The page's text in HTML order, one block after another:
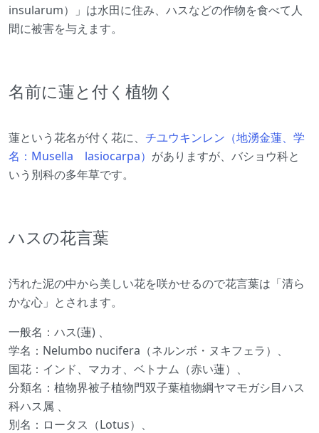
insularum）」は水田に住み、ハスなどの作物を食べて人
間に被害を与えます。
名前に蓮と付く植物く
蓮という花名が付く花に、 チユウキンレン（地湧金蓮、学
名：Musella lasiocarpa） がありますが、バショウ科と
いう別科の多年草です。
ハスの花言葉
汚れた泥の中から美しい花を咲かせるので花言葉は「清ら
かな心」とされます。
一般名：ハス(蓮) 、
学名：Nelumbo nucifera（ネルンボ・ヌキフェラ）、
国花：インド、マカオ、ベトナム（赤い蓮）、
分類名：植物界被子植物門双子葉植物綱ヤマモガシ目ハス
科ハス属 、
別名：ロータス（Lotus）、